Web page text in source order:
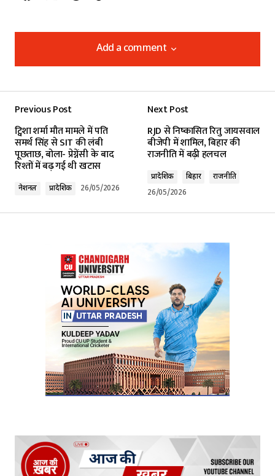
Add a comment
Add a comment
Required fields are marked*
Comment*
Your E-mail*
Submit Comment
Previous Post
ट्विशा शर्मा मौत मामले में पति
समर्थ सिंह से SIT की लंबी
पूछताछ, बोला- प्रेग्नेंसी के बाद
रिश्तों में बढ़ गई थी खटास
नेशनल प्रादेशिक 26/05/2026
Next Post
RJD से निष्कासित रितु जायसवाल
बीजेपी में शामिल, बिहार की
राजनीति में बढ़ी हलचल
प्रादेशिक बिहार
राजनीति
26/05/2026